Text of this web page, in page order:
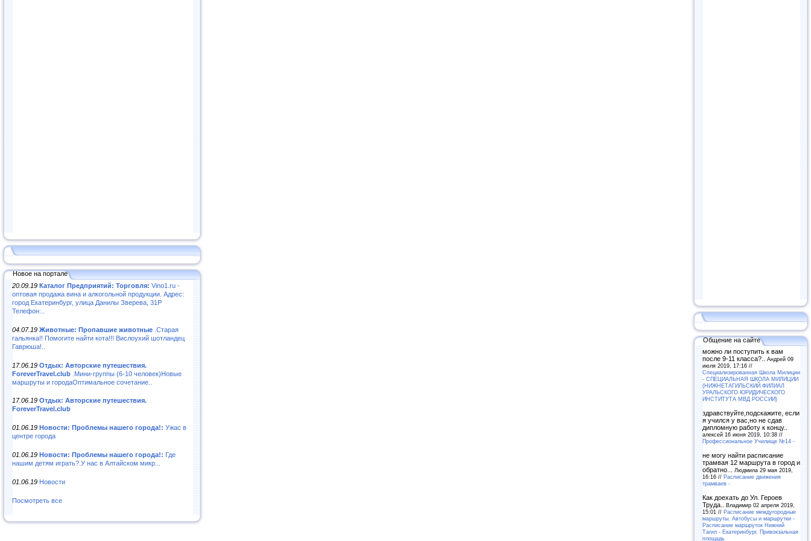
Новое на портале
20.09.19 Каталог Предприятий: Торговля: Vino1.ru -
оптовая продажа вина и алкогольной продукции. Адрес:
город Екатеринбург, улица Данилы Зверева, 31Р
Телефон:..
04.07.19 Животные: Пропавшие животные .Старая
гальянка!! Помогите найти кота!!! Вислоухий шотландец
Гаврюша!..
17.06.19 Отдых: Авторские путешествия.
ForeverTravel.club .Мини-группы (6-10 человек)Новые
маршруты и городаОптимальное сочетание..
17.06.19 Отдых: Авторские путешествия.
ForeverTravel.club
01.06.19 Новости: Проблемы нашего города!: Ужас в
центре города
01.06.19 Новости: Проблемы нашего города!: Где
нашим детям играть?.У нас в Алтайском микр...
01.06.19 Новости
Посмотреть все
Общение на сайте
можно ли поступить к вам
после 9-11 класса?.. Андрей 09
июля 2019, 17:16 //
Специализированная Школа Милиции
- СПЕЦИАЛЬНАЯ ШКОЛА МИЛИЦИИ
(НИЖНЕТАГИЛЬСКИЙ ФИЛИАЛ
УРАЛЬСКОГО ЮРИДИЧЕСКОГО
ИНСТИТУТА МВД РОССИИ)
здравствуйте,подскажите, если
я учился у вас,но не сдав
дипломную работу к концу..
алексей 16 июня 2019, 10:38 //
Профессиональное Училище №14 -
не могу найти расписание
трамвая 12 маршрута в город и
обратно...
Людмила 29 мая 2019,
16:16 // Расписание движения
трамваев -
Как доехать до Ул. Героев
Труда.. Владимир 02 апреля 2019,
15:01 // Расписание междугородные
маршруты. Автобусы и маршрутки -
Расписание маршруток Нижний
Тагил - Екатеринбург. Привокзальная
площадь